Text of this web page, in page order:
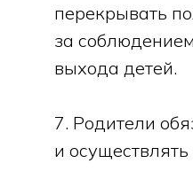
перекрывать
за
выхода детей.
7. Родители
и